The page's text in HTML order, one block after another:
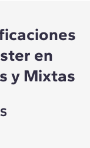
en
y Mixtas